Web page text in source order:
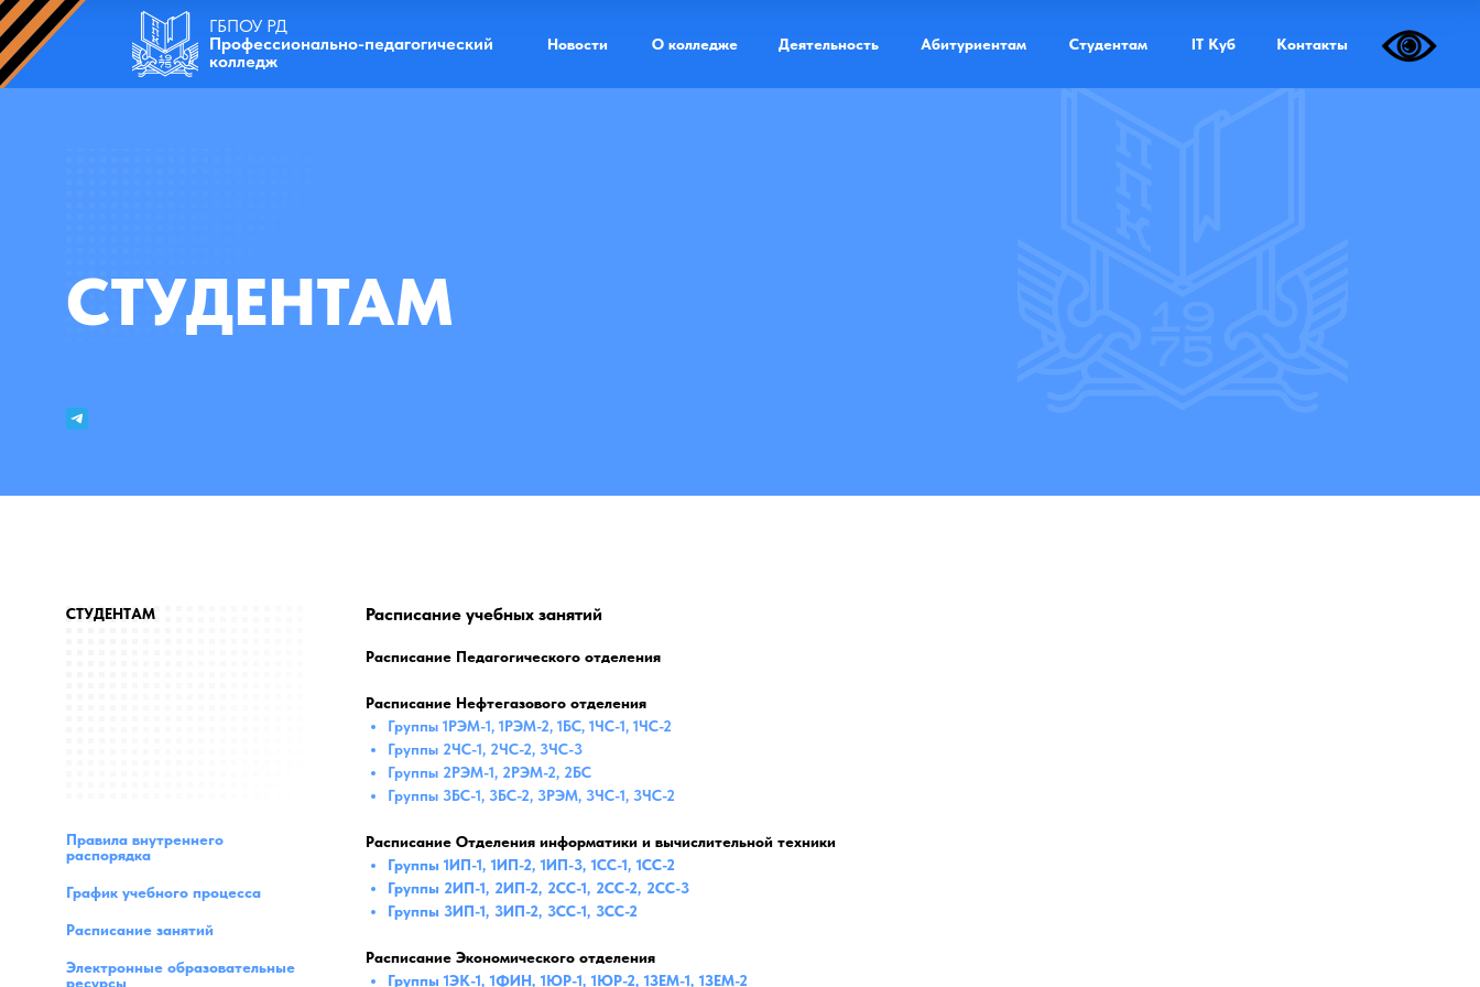
Контакты
Студентам
Абитуриентам
Деятельность
О колледже
Новости
ГБПОУ РД
Профессионально-педагогический
колледж
IT Куб
СТУДЕНТАМ
Расписание Педагогического отделения
Расписание Нефтегазового отделения
Группы 1РЭМ-1, 1РЭМ-2, 1БС, 1ЧС-1, 1ЧС-2
Группы 2ЧС-1, 2ЧС-2, 3ЧС-3
Группы 2РЭМ-1, 2РЭМ-2, 2БС
Группы 3БС-1, 3БС-2, 3РЭМ, 3ЧС-1, 3ЧС-2
Расписание Отделения информатики и вычислительной техники
Группы 1ИП-1, 1ИП-2, 1ИП-3, 1СС-1, 1СС-2
Группы 2ИП-1, 2ИП-2, 2СС-1, 2СС-2, 2СС-3
Группы 3ИП-1, 3ИП-2, 3СС-1, 3СС-2
Расписание Экономического отделения
Группы 1ЭК-1, 1ФИН, 1ЮР-1, 1ЮР-2, 1ЗЕМ-1, 1ЗЕМ-2
Расписание учебных занятий
СТУДЕНТАМ
Правила внутреннего
распорядка
График учебного процесса
Расписание занятий
Электронные образовательные
ресурсы